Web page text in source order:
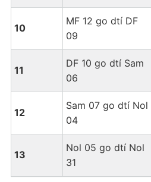
10
MF 12 go dtí DF
09
11
DF 10 go dtí Sam
06
12
Sam 07 go dtí Nol
04
13
Nol 05 go dtí Nol
31